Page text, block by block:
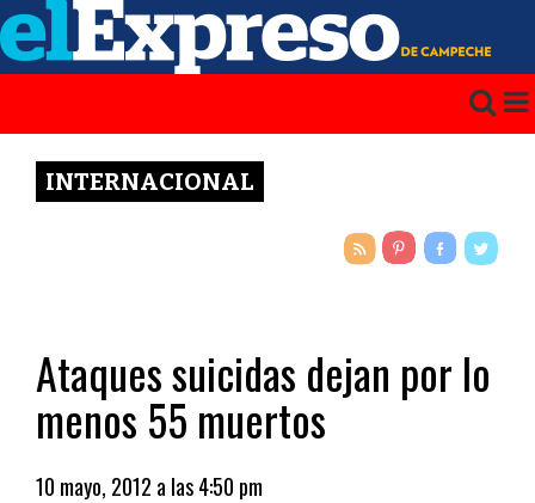
INTERNACIONAL
Ataques suicidas dejan por lo
menos 55 muertos
10 mayo, 2012 a las 4:50 pm